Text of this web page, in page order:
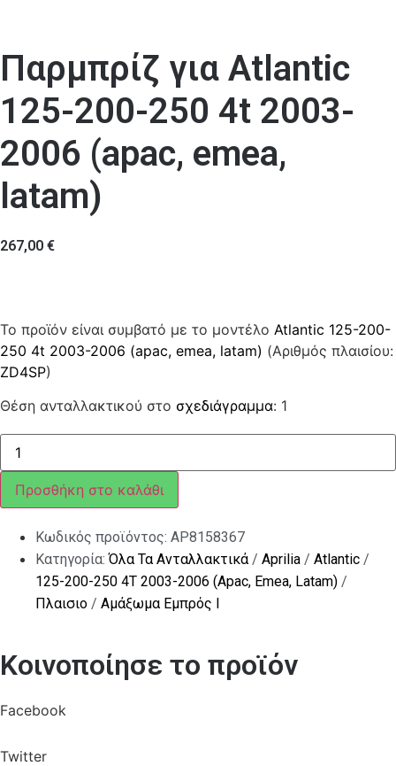
Παρμπρίζ για Atlantic
125-200-250 4t 2003-
2006 (apac, emea,
latam)
267,00 €
Το προϊόν είναι συμβατό με το μοντέλο Atlantic 125-200-
250 4t 2003-2006 (apac, emea, latam) (Αριθμός πλαισίου:
ZD4SP)
Θέση ανταλλακτικού στο σχεδιάγραμμα: 1
Παρμπρίζ
ποσότητα
Προσθήκη στο καλάθι
Κωδικός προϊόντος: AP8158367
Κατηγορία:Όλα Τα Ανταλλακτικά/ Aprilia / Atlantic /
125-200-250 4T 2003-2006 (Apac, Emea, Latam) /
Πλαισιο / Αμάξωμα Εμπρός Ι
Κοινοποίησε το προϊόν
Facebook
Twitter